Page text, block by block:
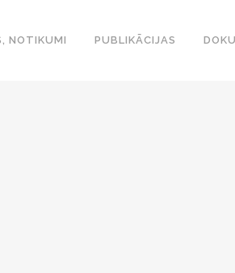
NOTIKUMI PUBLIKĀCIJAS